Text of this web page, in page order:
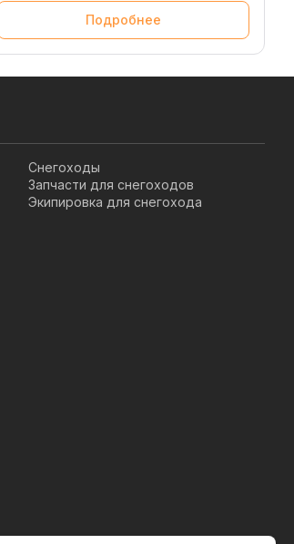
Подробнее
Снегоходы
Запчасти для снегоходов
Экипировка для снегохода